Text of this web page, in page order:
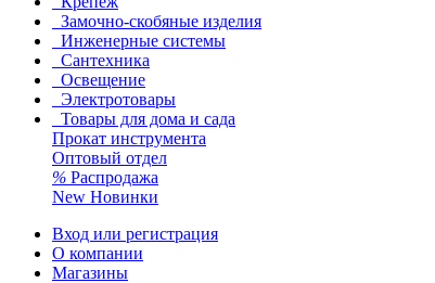
Замочно-скобяные изделия
Инженерные системы
Сантехника
Освещение
Электротовары
Товары для дома и сада
Прокат инструмента
Оптовый отдел
% Распродажа
New Новинки
Вход или регистрация
О компании
Магазины